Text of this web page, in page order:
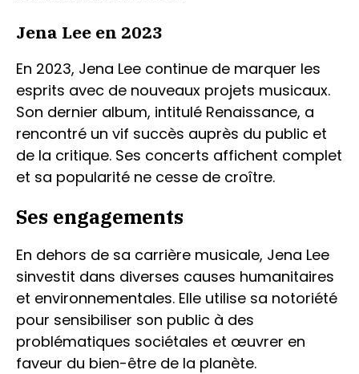
Jena Lee en 2023
En 2023, Jena Lee continue de marquer les
esprits avec de nouveaux projets musicaux.
Son dernier album, intitulé Renaissance, a
rencontré un vif succès auprès du public et
de la critique. Ses concerts affichent complet
et sa popularité ne cesse de croître.
Ses engagements
En dehors de sa carrière musicale, Jena Lee
sinvestit dans diverses causes humanitaires
et environnementales. Elle utilise sa notoriété
pour sensibiliser son public à des
problématiques sociétales et œuvrer en
faveur du bien-être de la planète.